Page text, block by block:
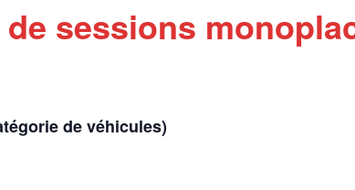
sessions
de véhicules)